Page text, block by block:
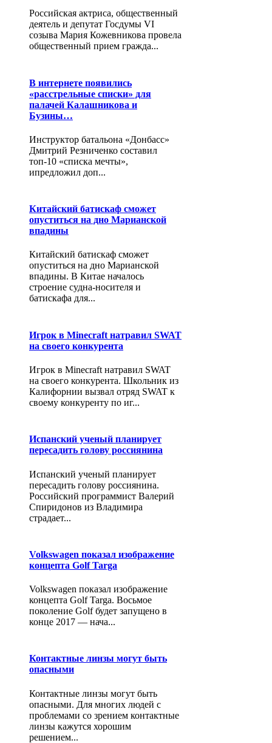
Российская актриса, общественный
деятель и депутат Госдумы VI
созыва Мария Кожевникова провела
общественный прием гражда...
В интернете появились
«расстрельные списки» для
палачей Калашникова и
Бузины…
Инструктор батальона «Донбасс»
Дмитрий Резниченко составил
топ-10 «списка мечты»,
ипредложил доп...
Китайский батискаф сможет
опуститься на дно Марианской
впадины
Китайский батискаф сможет
опуститься на дно Марианской
впадины. В Китае началось
строение судна-носителя и
батискафа для...
Игрок в Minecraft натравил SWAT
на своего конкурента
Игрок в Minecraft натравил SWAT
на своего конкурента. Школьник из
Калифорнии вызвал отряд SWAT к
своему конкуренту по иг...
Испанский ученый планирует
пересадить голову россиянина
Испанский ученый планирует
пересадить голову россиянина.
Российский программист Валерий
Спиридонов из Владимира
страдает...
Volkswagen показал изображение
концепта Golf Targa
Volkswagen показал изображение
концепта Golf Targa. Восьмое
поколение Golf будет запущено в
конце 2017 — нача...
Контактные линзы могут быть
опасными
Контактные линзы могут быть
опасными. Для многих людей с
проблемами со зрением контактные
линзы кажутся хорошим
решением...